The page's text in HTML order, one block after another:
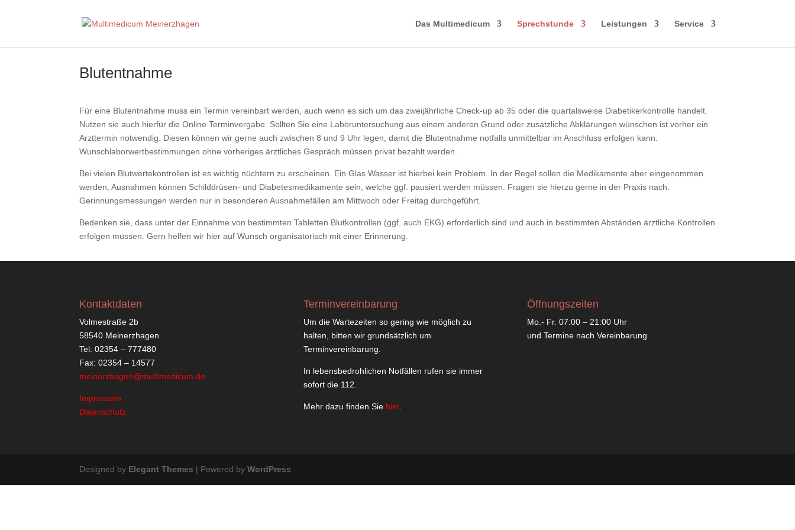
Das Multimedicum Sprechstunde Leistungen Service
Blutentnahme
Für eine Blutentnahme muss ein Termin vereinbart werden, auch wenn es sich um das zweijährliche Check-up ab 35 oder die quartalsweise Diabetikerkontrolle handelt.
Nutzen sie auch hierfür die Online Terminvergabe. Sollten Sie eine Laboruntersuchung aus einem anderen Grund oder zusätzliche Abklärungen wünschen ist vorher ein
Arzttermin notwendig. Diesen können wir gerne auch zwischen 8 und 9 Uhr legen, damit die Blutentnahme notfalls unmittelbar im Anschluss erfolgen kann.
Wunschlaborwertbestimmungen ohne vorheriges ärztliches Gespräch müssen privat bezahlt werden.
Bei vielen Blutwertekontrollen ist es wichtig nüchtern zu erscheinen. Ein Glas Wasser ist hierbei kein Problem. In der Regel sollen die Medikamente aber eingenommen
werden, Ausnahmen können Schilddrüsen- und Diabetesmedikamente sein, welche ggf. pausiert werden müssen. Fragen sie hierzu gerne in der Praxis nach.
Gerinnungsmessungen werden nur in besonderen Ausnahmefällen am Mittwoch oder Freitag durchgeführt.
Bedenken sie, dass unter der Einnahme von bestimmten Tabletten Blutkontrollen (ggf. auch EKG) erforderlich sind und auch in bestimmten Abständen ärztliche Kontrollen
erfolgen müssen. Gern helfen wir hier auf Wunsch organisatorisch mit einer Erinnerung.
Kontaktdaten
Volmestraße 2b
58540 Meinerzhagen
Tel: 02354 – 777480
Fax: 02354 – 14577
meinerzhagen@multimedicum.de
Impressum
Datenschutz
Terminvereinbarung
Um die Wartezeiten so gering wie möglich zu
halten, bitten wir grundsätzlich um
Terminvereinbarung.
In lebensbedrohlichen Notfällen rufen sie immer
sofort die 112.
Mehr dazu finden Sie hier.
Öffnungszeiten
Mo.- Fr. 07:00 – 21:00 Uhr
und Termine nach Vereinbarung
Designed by Elegant Themes | Powered byWordPress